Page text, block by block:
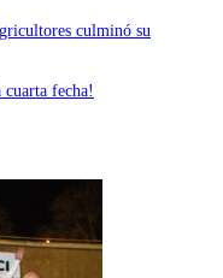
culminó su
cuarta fecha!